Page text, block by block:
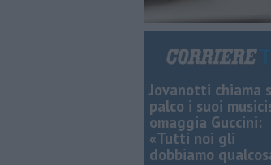
Jovanotti chiama
palco i suoi
omaggia Guccini:
«Tutti noi gli
dobbiamo